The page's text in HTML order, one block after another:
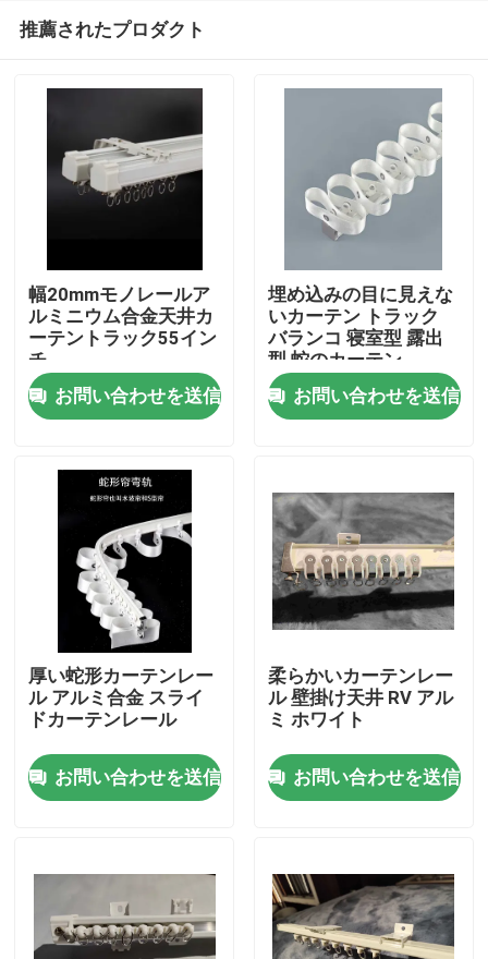
家
プロダクト
ビデオ
私達について
工場旅行
品質管理
古着ファッション
プライマリー子供服
推薦されたプロダクト
幅20mmモノレールア
ルミニウム合金天井カ
ーテントラック55イン
チ
お問い合わせを送信
埋め込みの目に見えな
いカーテン トラック
バランコ 寝室型 露出
型 蛇のカーテン
お問い合わせを送信
厚い蛇形カーテンレー
ル アルミ合金 スライ
ドカーテンレール
お問い合わせを送信
柔らかいカーテンレー
ル 壁掛け天井 RV アル
ミ ホワイト
お問い合わせを送信